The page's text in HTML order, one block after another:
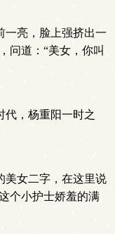
一亮，脸上强挤出一
问道：“美女，你叫
代，杨重阳一时之
美女二字，在这里说
个小护士娇羞的满